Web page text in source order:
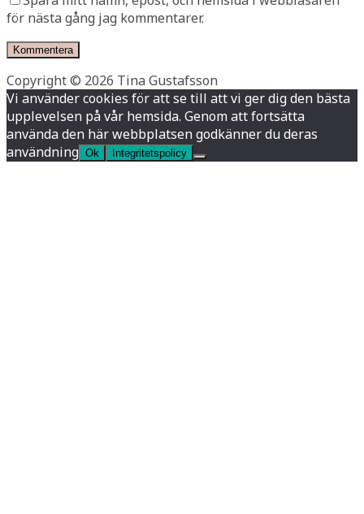
för nästa gång jag kommentarer.
Copyright © 2026 Tina Gustafsson
Vi använder cookies för att se till att vi ger dig den bästa
upplevelsen på vår hemsida. Genom att fortsätta
använda den här webbplatsen godkänner du deras
användning Ok Integritetspolicy